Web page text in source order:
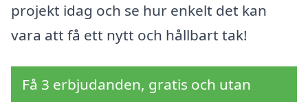
projekt idag och se hur enkelt det kan
vara att få ett nytt och hållbart tak!
Få 3 erbjudanden, gratis och utan